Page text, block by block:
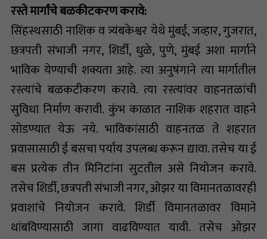
रस्ते मार्गांचे बळकीटकरण करावे:
सिंहस्थसाठी नाशिक व त्र्यंबकेश्वर येथे मुंबई, जव्हार, गुजरात,
छत्रपती संभाजी नगर, शिर्डी, धुळे, पुणे, मुंबई अशा मार्गाने
भाविक येण्याची शक्यता आहे. त्या अनुषंगाने त्या मार्गातील
रस्त्यांचे बळकटीकरण करावे. त्या रस्त्यांवर वाहनतळांची
सुविधा निर्माण करावी. कुंभ काळात नाशिक शहरात वाहने
सोडण्यात येऊ नये. भाविकांसाठी वाहनतळ ते शहरात
प्रवासासाठी ई बसचा पर्याय उपलब्ध करून द्यावा. तसेच या ई
बस प्रत्येक तीन मिनिटांना सुटतील असे नियोजन करावे.
तसेच शिर्डी, छत्रपती संभाजी नगर, ओझर या विमानतळावरही
प्रवाशांचे नियोजन करावे. शिर्डी विमानतळावर विमाने
थांबविण्यासाठी जागा वाढविण्यात यावी. तसेच ओझर